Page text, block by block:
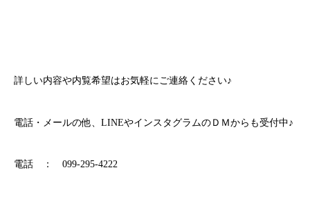
詳しい内容や内覧希望はお気軽にご連絡ください♪
電話・メールの他、LINEやインスタグラムのＤＭからも受付中♪
電話 ： 099-295-4222